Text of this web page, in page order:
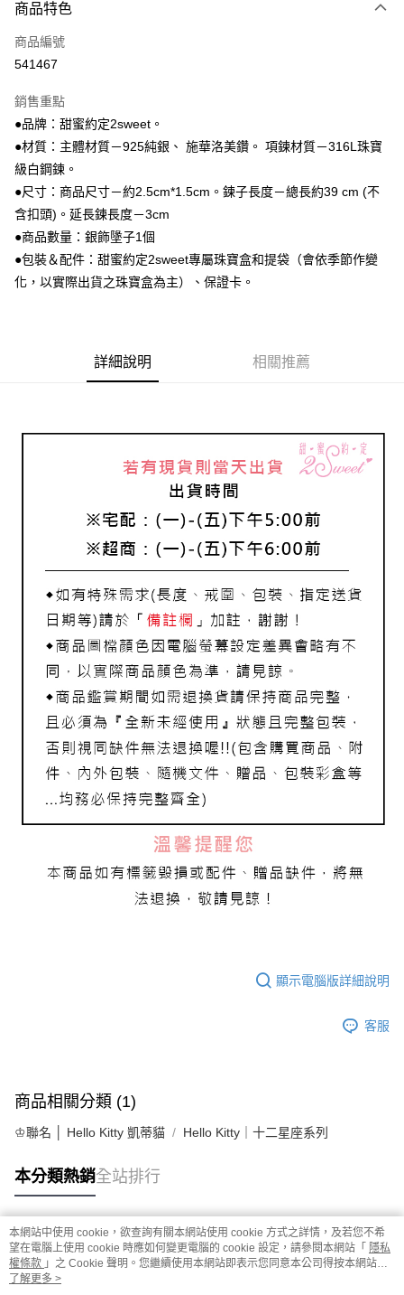
信用卡一次付款
信用卡分期付款
合作金庫商業銀行
華南商業銀行
上海商業儲蓄銀行
台北富邦商業銀行
國泰世華商業銀行
臺灣中小企業銀行
台中商業銀行
匯豐（台灣）商業銀行
聯邦商業銀行
元大商業銀行
玉山商業銀行
星展（台灣）商業銀行
台新國際商業銀行
中國信託商業銀行
6 期 0 利率 每期
華南商業銀行
彰化商業銀行
上海商業儲蓄銀行
國泰世華商業銀行
兆豐國際商業銀行
臺灣中小企業銀行
匯豐（台灣）商業銀行
聯邦商業銀行
遠東國際商業銀行
元大商業銀行
永豐商業銀行
玉山商業銀行
星展（台灣）商業銀行
超商取貨付款
LINE Pay
Apple Pay
街口支付
悠遊付
全家取貨付款
每筆NT$60，滿NT$1,000(含以上)免運費
每筆NT$80，滿NT$1,000(含以上)免運費
商品特色
商品編號
541467
銷售重點
●品牌：甜蜜約定2sweet。
●材質：主體材質－925純銀、 施華洛美鑽。 項鍊材質－316L珠寶
級白鋼鍊。
●尺寸：商品尺寸－約2.5cm*1.5cm。鍊子長度－總長約39 cm (不
含扣頭)。延長鍊長度－3cm
●商品數量：銀飾墬子1個
●包裝＆配件：甜蜜約定2sweet專屬珠寶盒和提袋（會依季節作變
化，以實際出貨之珠寶盒為主）、保證卡。
詳細說明 相關推薦
顯示電腦版詳細說明
客服
商品相關分類 (1)
♔聯名 │ Hello Kitty 凱蒂貓 Hello Kitty｜十二星座系列
本分類熱銷全站排行
熱門標籤
本網站中使用 cookie，欲查詢有關本網站使用 cookie 方式之詳情，及若您不希
望在電腦上使用 cookie 時應如何變更電腦的 cookie 設定，請參閱本網站「 隱私
權條款 」之 Cookie 聲明。您繼續使用本網站即表示您同意本公司得按本網站使
用條款之 Cookie 聲明使用 cookie。
了解更多 >